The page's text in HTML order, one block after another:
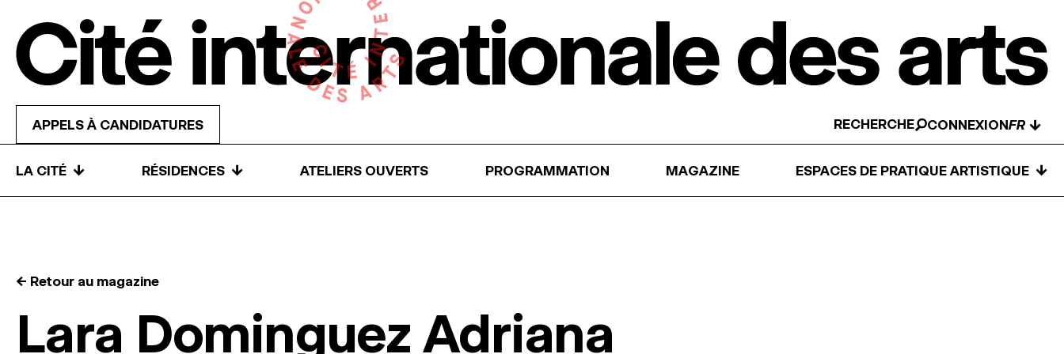
APPELS À CANDIDATURES RECHERCHE CONNEXION ↓
LA CITÉ ↓ RÉSIDENCES ↓ ATELIERS OUVERTS PROGRAMMATION MAGAZINE ESPACES DE PRATIQUE ARTISTIQUE ↓
← Retour au magazine
Lara Dominguez Adriana